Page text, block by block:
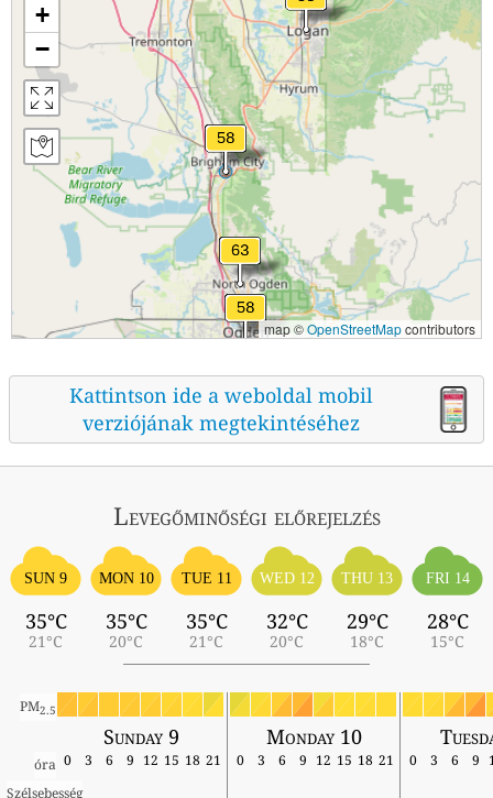
+
−
map ©OpenStreetMapcontributors
Kattintson ide a weboldal mobil
verziójának megtekintéséhez
Levegőminőségi előrejelzés
SUN 9
35°C
21°C
MON 10
35°C
20°C
TUE 11
35°C
21°C
WED 12
32°C
20°C
THU 13
29°C
18°C
FRI 14
28°C
15°C
PM2.5
Sunday 9 Monday 10
óra 0 3 6 9 12 15 18 21 0 3 6 9 12 15 18 21 0 3 6 9
Szélsebesség